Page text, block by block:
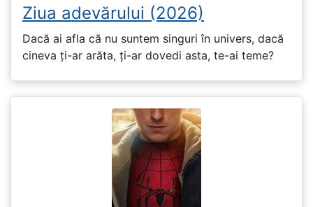
Ziua adevărului (2026)
Dacă ai afla că nu suntem singuri în univers, dacă
cineva ți-ar arăta, ți-ar dovedi asta, te-ai teme?